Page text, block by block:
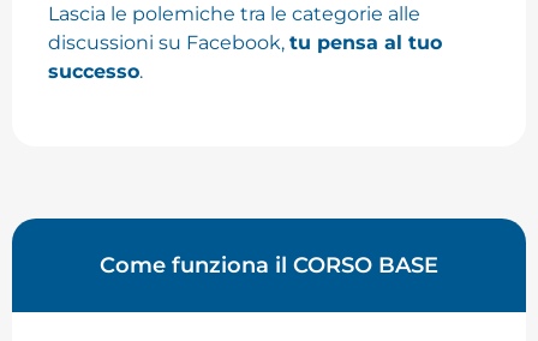
Lascia le polemiche tra le categorie alle
discussioni su Facebook, tu pensa al tuo
successo.
Come funziona il CORSO BASE